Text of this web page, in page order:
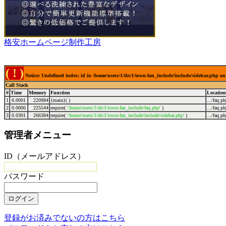
格安ホームページ制作工房
( ! ) Notice: Undefined index: id in /home/users/1/drc1/town-fan_include/include/sidebar.php
Call Stack
# Time Memory Function
Location
1
0.0001 220984 {main}( ) .../
2 0.0006 225544 require( '/home/users/1/drc1/town-fan_include/faq.php' ) .../
3 0.0301 266384 require( '/home/users/1/drc1/town-fan_include/include/sidebar.php' ) .../
管理者メニュー
ID（メールアドレス）
パスワード
登録がお済みでないの方はこちら